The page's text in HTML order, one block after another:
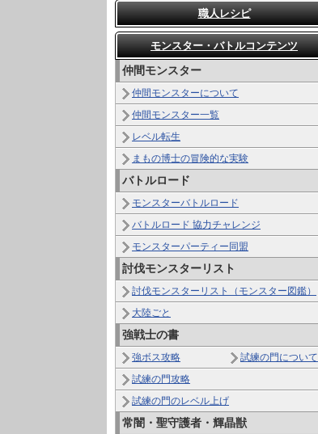
職人レシピ
モンスター・バトルコンテンツ
仲間モンスター
仲間モンスターについて
仲間モンスター一覧
レベル転生
まもの博士の冒険的な実験
バトルロード
モンスターバトルロード
バトルロード 協力チャレンジ
モンスターパーティー同盟
討伐モンスターリスト
討伐モンスターリスト（モンスター図鑑）
大陸ごと
強戦士の書
強ボス攻略
試練の門について
試練の門攻略
試練の門のレベル上げ
常闇・聖守護者・輝晶獣